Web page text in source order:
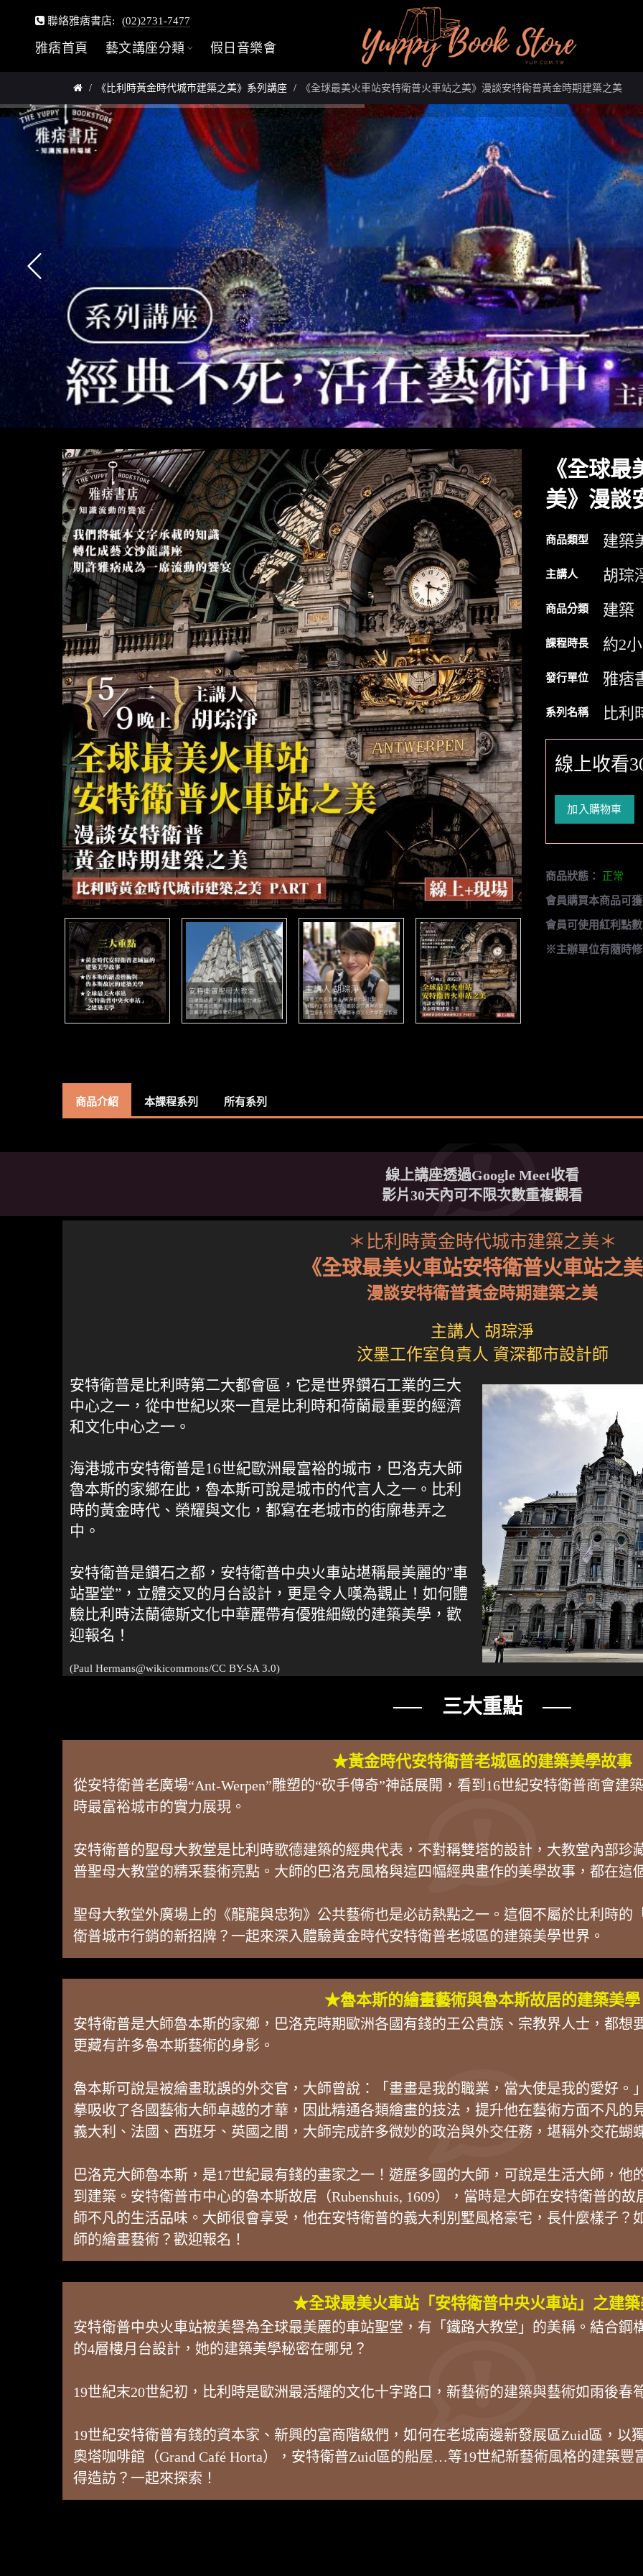
聯絡雅痞書店: (02)2731-7477
雅痞首頁 藝文講座分類 假日音樂會
《比利時黃金時代城市建築之美》系列講座 《全球最美火車站安特衛普火車站之美》漫談安特衛普黃金時期建築之美
《全球
美》漫談
商品類型 建築
主講人 胡琮
商品分類 建築
課程時長 約2
發行單位 雅痞
系列名稱 比利
線上收看
加入購物車
商品狀態： 正常
會員購買本商品可
會員可使用紅利點
※主辦單位有隨時
商品介紹 本課程系列 所有系列
線上講座透過Google Meet收看
影片30天內可不限次數重複觀看
＊比利時黃金時代城市建築之美＊
《全球最美火車站安特衛普火車站之
漫談安特衛普黃金時期建築之美
主講人 胡琮淨
汶墨工作室負責人 資深都市設計師
安特衛普是比利時第二大都會區，它是世界鑽石工業的三大
中心之一，從中世紀以來一直是比利時和荷蘭最重要的經濟
和文化中心之一。
海港城市安特衛普是16世紀歐洲最富裕的城市，巴洛克大師
魯本斯的家鄉在此，魯本斯可說是城市的代言人之一。比利
時的黃金時代、榮耀與文化，都寫在老城市的街廓巷弄之
中。
安特衛普是鑽石之都，安特衛普中央火車站堪稱最美麗的”車
站聖堂”，立體交叉的月台設計，更是令人嘆為觀止！如何體
驗比利時法蘭德斯文化中華麗帶有優雅細緻的建築美學，歡
迎報名！
(Paul Hermans@wikicommons/CC BY-SA 3.0)
── 三大重點 ──
★黃金時代安特衛普老城區的建築美學故事
從安特衛普老廣場“Ant-Werpen”雕塑的“砍手傳奇”神話展開，看到16世紀安特衛普商會建
時最富裕城市的實力展現。
安特衛普的聖母大教堂是比利時歌德建築的經典代表，不對稱雙塔的設計，大教堂內部珍
普聖母大教堂的精采藝術亮點。大師的巴洛克風格與這四幅經典畫作的美學故事，都在這
聖母大教堂外廣場上的《龍龍與忠狗》公共藝術也是必訪熱點之一。這個不屬於比利時的
衛普城市行銷的新招牌？一起來深入體驗黃金時代安特衛普老城區的建築美學世界。
★魯本斯的繪畫藝術與魯本斯故居的建築美學
安特衛普是大師魯本斯的家鄉，巴洛克時期歐洲各國有錢的王公貴族、宗教界人士，都想
更藏有許多魯本斯藝術的身影。
魯本斯可說是被繪畫耽誤的外交官，大師曾說：「畫畫是我的職業，當大使是我的愛好。
摹吸收了各國藝術大師卓越的才華，因此精通各類繪畫的技法，提升他在藝術方面不凡的
義大利、法國、西班牙、英國之間，大師完成許多微妙的政治與外交任務，堪稱外交花蝴
巴洛克大師魯本斯，是17世紀最有錢的畫家之一！遊歷多國的大師，可說是生活大師，
到建築。安特衛普市中心的魯本斯故居（Rubenshuis, 1609），當時是大師在安特衛普的
師不凡的生活品味。大師很會享受，他在安特衛普的義大利別墅風格豪宅，長什麼樣子？
師的繪畫藝術？歡迎報名！
★全球最美火車站「安特衛普中央火車站」之建
安特衛普中央火車站被美譽為全球最美麗的車站聖堂，有「鐵路大教堂」的美稱。結合鋼
的4層樓月台設計，她的建築美學秘密在哪兒？
19世紀末20世紀初，比利時是歐洲最活耀的文化十字路口，新藝術的建築與藝術如雨後春
19世紀安特衛普有錢的資本家、新興的富商階級們，如何在老城南邊新發展區Zuid區，以
奧塔咖啡館（Grand Café Horta），安特衛普Zuid區的船屋…等19世紀新藝術風格的建築
得造訪？一起來探索！